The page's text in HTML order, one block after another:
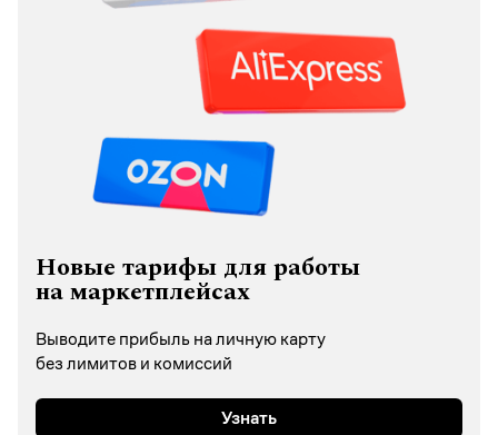
Новые тарифы для работы
на маркетплейсах
Выводите прибыль на личную карту
без лимитов и комиссий
Узнать